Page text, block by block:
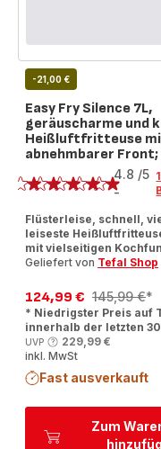
Zum
-21,00 €
Easy Fry Silence 7L,
geräuscharme und
Heißluftfritteuse
abnehmbarer Front;
Bewertung
4.8 /5
-
Flüsterleise, schnell,
leiseste
mit vielseitigen
Geliefert von Tefal Shop
Ermäßigter
Preis
124,99 €
Erstes
Angebot
145,99 €*
* Niedrigster Preis auf
innerhalb der letzten
UVP
229,99 €
inkl. MwSt
Fast ausverkauft